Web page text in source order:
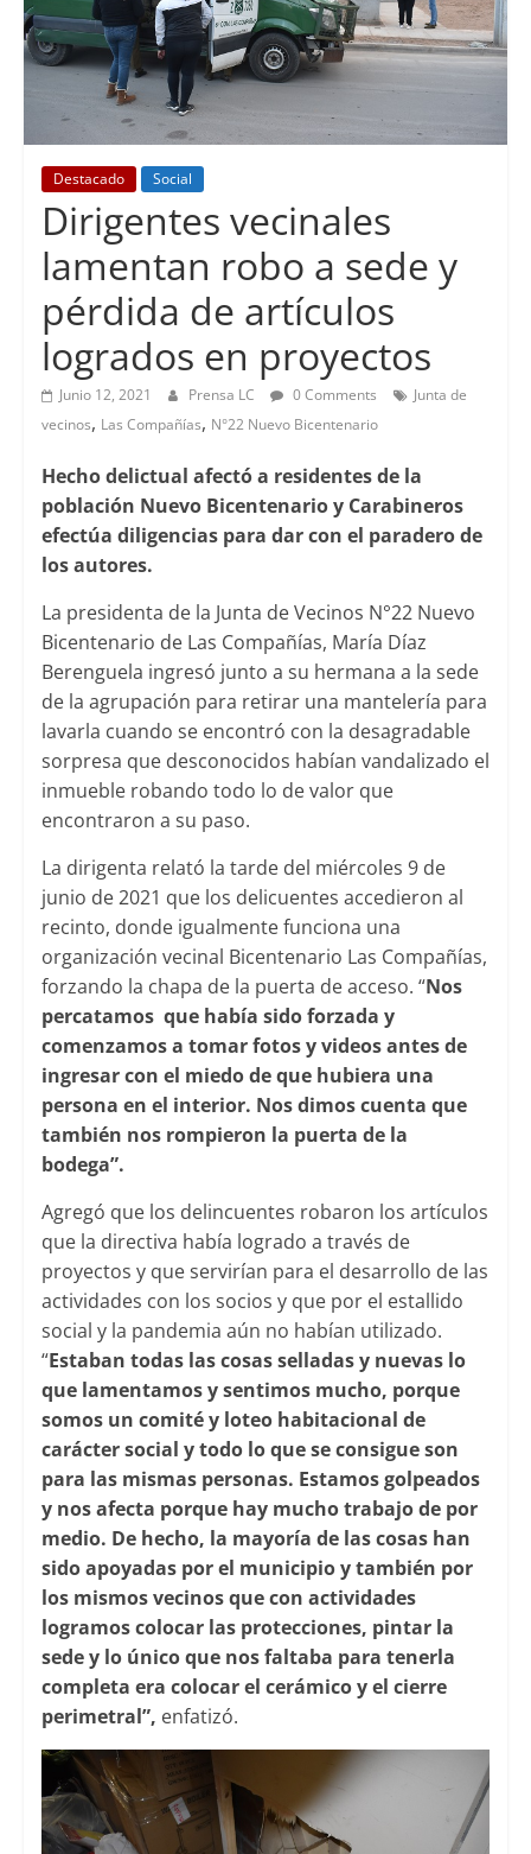
Destacado Social
Dirigentes vecinales
lamentan robo a sede y
pérdida de artículos
logrados en proyectos
Junio 12, 2021 Prensa LC 0 Comments
Junta de
vecinos, Las Compañías, N°22 Nuevo Bicentenario
Hecho delictual afectó a residentes de la
población Nuevo Bicentenario y Carabineros
efectúa diligencias para dar con el paradero de
los autores.
La presidenta de la Junta de Vecinos N°22 Nuevo
Bicentenario de Las Compañías, María Díaz
Berenguela ingresó junto a su hermana a la sede
de la agrupación para retirar una mantelería para
lavarla cuando se encontró con la desagradable
sorpresa que desconocidos habían vandalizado el
inmueble robando todo lo de valor que
encontraron a su paso.
La dirigenta relató la tarde del miércoles 9 de
junio de 2021 que los delicuentes accedieron al
recinto, donde igualmente funciona una
organización vecinal Bicentenario Las Compañías,
forzando la chapa de la puerta de acceso. “Nos
percatamos que había sido forzada y
comenzamos a tomar fotos y videos antes de
ingresar con el miedo de que hubiera una
persona en el interior. Nos dimos cuenta que
también nos rompieron la puerta de la
bodega”.
Agregó que los delincuentes robaron los artículos
que la directiva había logrado a través de
proyectos y que servirían para el desarrollo de las
actividades con los socios y que por el estallido
social y la pandemia aún no habían utilizado.
“Estaban todas las cosas selladas y nuevas lo
que lamentamos y sentimos mucho, porque
somos un comité y loteo habitacional de
carácter social y todo lo que se consigue son
para las mismas personas. Estamos golpeados
y nos afecta porque hay mucho trabajo de por
medio. De hecho, la mayoría de las cosas han
sido apoyadas por el municipio y también por
los mismos vecinos que con actividades
logramos colocar las protecciones, pintar la
sede y lo único que nos faltaba para tenerla
completa era colocar el cerámico y el cierre
perimetral”, enfatizó.